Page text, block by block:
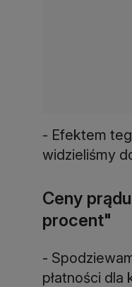
- Efektem
widzieliśmy
Ceny
procent"
-
płatności dla